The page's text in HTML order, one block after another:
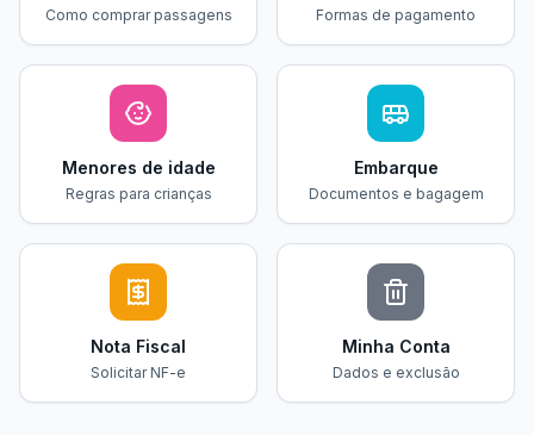
Como comprar passagens Formas de pagamento
Menores de idade
Regras para crianças
Embarque
Documentos e bagagem
Nota Fiscal
Solicitar NF-e
Minha Conta
Dados e exclusão